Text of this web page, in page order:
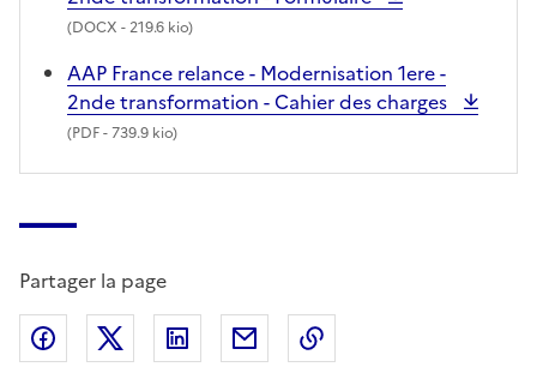
(DOCX - 219.6 kio)
AAP France relance - Modernisation 1ere -
2nde transformation - Cahier des charges
(PDF- 739.9 kio)
Partager la page
Partager sur Facebook
Partager sur X (anciennement Twitter)
Partager sur LinkedIn
Partager par email